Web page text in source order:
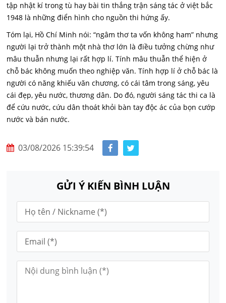
tập nhật kí trong tù hay bài tin thắng trận sáng tác ở việt bắc
1948 là những điển hình cho nguồn thi hứng ấy.
Tóm lại, Hồ Chí Minh nói: “ngâm thơ ta vốn không ham” nhưng
người lại trở thành một nhà thơ lớn là điều tưởng chừng như
mâu thuẫn nhưng lại rất hợp lí. Tính mâu thuẫn thể hiện ở
chỗ bác không muốn theo nghiệp văn. Tính hợp lí ở chỗ bác là
người có năng khiếu văn chương, có cái tâm trong sáng, yêu
cái đẹp, yêu nước, thương dân. Do đó, người sáng tác thi ca là
để cứu nước, cứu dân thoát khỏi bàn tay độc ác của bọn cướp
nước và bán nước.
03/08/2026 15:39:54
GỬI Ý KIẾN BÌNH LUẬN